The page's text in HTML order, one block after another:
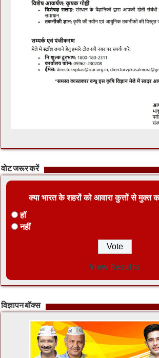
वोट जरूर करें
क्या भारत के शहरों को आवारा कुत्तों से मुक्त
हॉ
नहीं
View Results
विज्ञापन बॉक्स